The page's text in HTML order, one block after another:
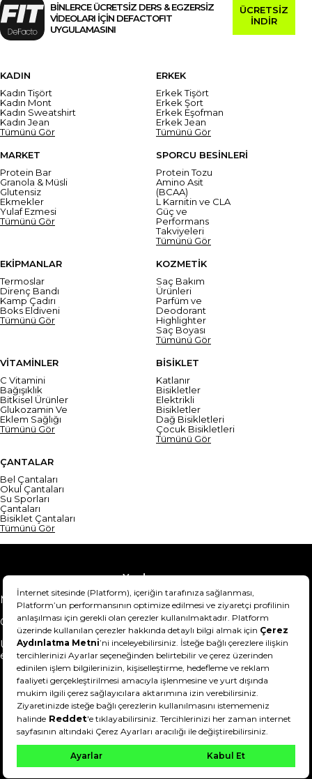
BİNLERCE ÜCRETSİZ DERS & EGZERSİZ
VİDEOLARI İÇİN DEFACTOFIT
UYGULAMASINI
ÜCRETSİZ
İNDİR
KADIN
Kadın Tişört
Kadın Mont
Kadın Sweatshirt
Kadın Jean
Tümünü Gör
ERKEK
Erkek Tişört
Erkek Şort
Erkek Eşofman
Erkek Jean
Tümünü Gör
MARKET
Protein Bar
Granola & Müsli
Glutensiz
Ekmekler
Yulaf Ezmesi
Tümünü Gör
SPORCU BESİNLERİ
Protein Tozu
Amino Asit
(BCAA)
L Karnitin ve CLA
Güç ve
Performans
Takviyeleri
Tümünü Gör
EKİPMANLAR
Termoslar
Direnç Bandı
Kamp Çadırı
Boks Eldiveni
Tümünü Gör
KOZMETİK
Saç Bakım
Ürünleri
Parfüm ve
Deodorant
Highlighter
Saç Boyası
Tümünü Gör
VİTAMİNLER
C Vitamini
Bağışıklık
Bitkisel Ürünler
Glukozamin Ve
Eklem Sağlığı
Tümünü Gör
BİSİKLET
Katlanır
Bisikletler
Elektrikli
Bisikletler
Dağ Bisikletleri
Çocuk Bisikletleri
Tümünü Gör
ÇANTALAR
Bel Çantaları
Okul Çantaları
Su Sporları
Çantaları
Bisiklet Çantaları
Tümünü Gör
Yardım
Mesafeli Satış Sözleşmesi
Teslimat Bilgisi
Gizlilik Sözleşmesi
Şartlar & Koşullar
Ürünümü nasıl iade
edebilirim?
Hakkımızda
DeFactoFIT ©️ 2022-2026. Tüm hakları saklıdır.
11